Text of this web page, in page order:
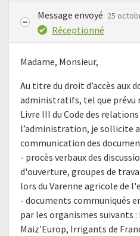
Message envoyé 25
Réceptionné
Madame, Monsieur,
Au titre du droit d’accès aux
administratifs, tel que prévu
Livre III du Code des
l’administration, je sollicite
communication des
- procès verbaux des
d'ouverture, groupes de
lors du Varenne agricole de
- documents communiqués
par les organismes suivants :
Maiz'Europ, Irrigants de